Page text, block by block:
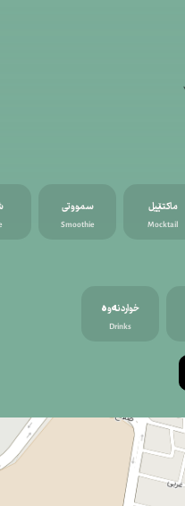
ماکتێيل
Mocktail
سمووتی
Smoothie
خواردنەوە
Drinks